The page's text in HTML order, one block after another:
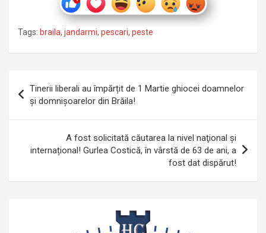
Tags: braila, jandarmi, pescari, peste
în
articole
Tinerii liberali au împărțit de 1 Martie ghiocei doamnelor
și domnișoarelor din Brăila!
A fost solicitată căutarea la nivel naţional și
internațional! Gurlea Costică, în vârstă de 63 de ani, a
fost dat dispărut!